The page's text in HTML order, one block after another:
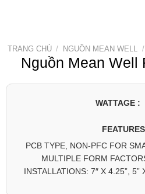
TRANG CHỦ / NGUỒN MEAN WELL /
Nguồn Mean Well
WATTAGE :
PCB TYPE, NON-PFC FOR
MULTIPLE FORM
INSTALLATIONS: 7″ X 4.25”, 5”